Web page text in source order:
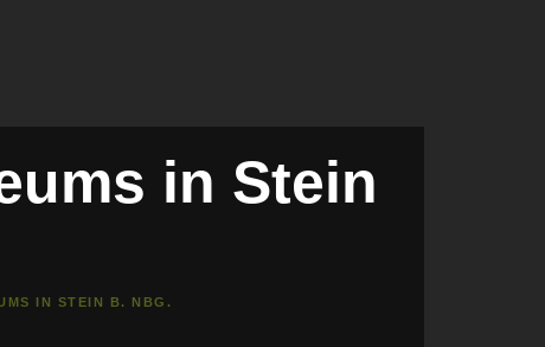
in Stein
IN STEIN B. NBG.